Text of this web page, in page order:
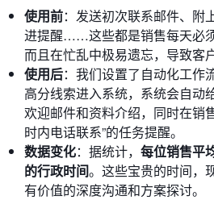
使用前：发送初次联系邮件、附
进提醒……这些都是销售每天必
而且在忙乱中极易遗忘，导致客
使用后：我们设置了自动化工作
高分线索进入系统，系统会自动
欢迎邮件和资料介绍，同时在销
时内电话联系”的任务提醒。
数据变化：据统计， 每位销售平
的行政时间。这些宝贵的时间，
有价值的深度沟通和方案探讨。